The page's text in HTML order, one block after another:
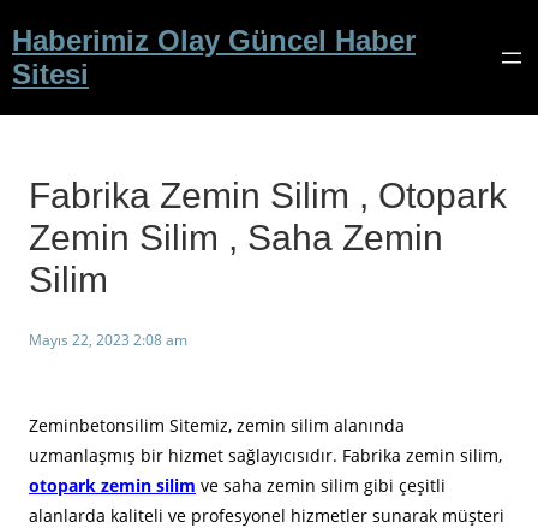
geçHaberimiz Olay Güncel Haber
Sitesi
Fabrika Zemin Silim , Otopark
Zemin Silim , Saha Zemin
Silim
Mayıs 22, 2023 2:08 am
Zeminbetonsilim Sitemiz, zemin silim alanında
uzmanlaşmış bir hizmet sağlayıcısıdır. Fabrika zemin silim,
otopark zemin silim ve saha zemin silim gibi çeşitli
alanlarda kaliteli ve profesyonel hizmetler sunarak müşteri